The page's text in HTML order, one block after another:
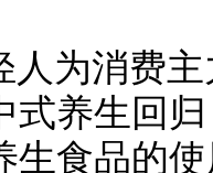
人为消费
式养生回
生食品的